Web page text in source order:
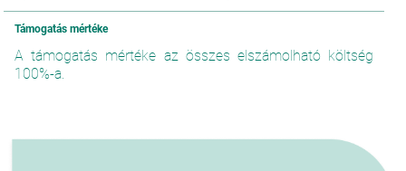
Támogatás mértéke
A támogatás mértéke az összes elszámolható költség
100%-a.